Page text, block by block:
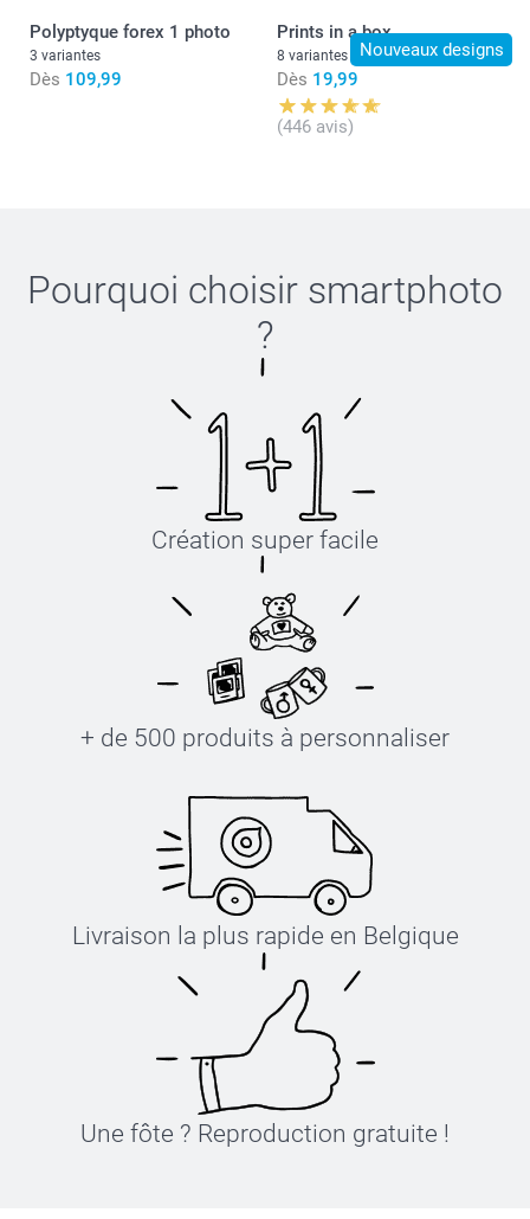
Polyptyque forex 1 photo
3 variantes
Dès 109,99
Nouveaux designs
Prints in a box
8 variantes
Dès 19,99
(446 avis)
Pourquoi choisir smartphoto
?
Création super facile
+ de 500 produits à personnaliser
Livraison la plus rapide en Belgique
Une fôte ? Reproduction gratuite !